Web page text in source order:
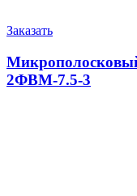
Заказать
2ФВМ-7.5-3